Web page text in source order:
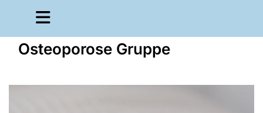
Osteoporose Gruppe